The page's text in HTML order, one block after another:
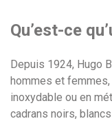
Qu’est-ce
Depuis 1924, Hugo
hommes et
inoxydable ou en
cadrans noirs,